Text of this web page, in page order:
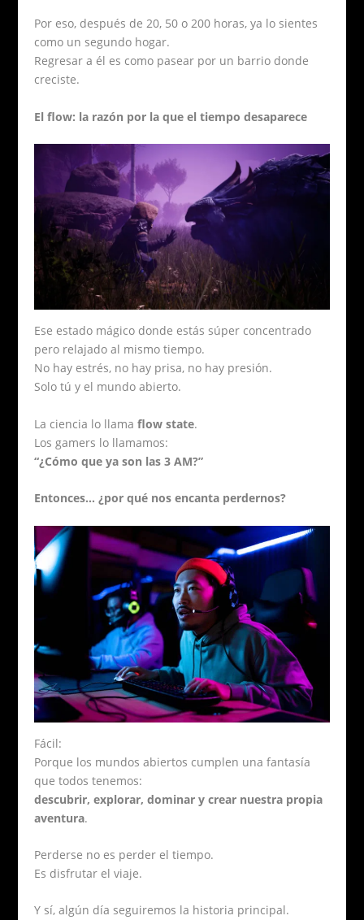
Por eso, después de 20, 50 o 200 horas, ya lo sientes
como un segundo hogar.
Regresar a él es como pasear por un barrio donde
creciste.
El flow: la razón por la que el tiempo desaparece
Ese estado mágico donde estás súper concentrado
pero relajado al mismo tiempo.
No hay estrés, no hay prisa, no hay presión.
Solo tú y el mundo abierto.
La ciencia lo llamaflow state.
Los gamers lo llamamos:
“¿Cómo que ya son las 3 AM?”
Entonces… ¿por qué nos encanta perdernos?
Fácil:
Porque los mundos abiertos cumplen una fantasía
que todos tenemos:
descubrir, explorar, dominar y crear nuestra propia
aventura.
Perderse no es perder el tiempo.
Es disfrutar el viaje.
Y sí, algún día seguiremos la historia principal.